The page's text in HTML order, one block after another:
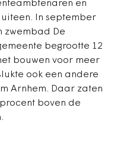
en
In september
zwembad De
begrootte 12
bouwen voor meer
ook een andere
Arnhem. Daar zaten
boven de